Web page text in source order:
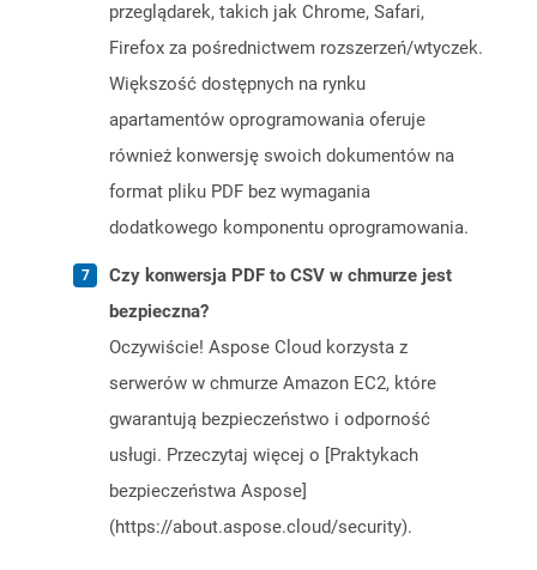
przeglądarek, takich jak Chrome, Safari,
Firefox za pośrednictwem rozszerzeń/wtyczek.
Większość dostępnych na rynku
apartamentów oprogramowania oferuje
również konwersję swoich dokumentów na
format pliku PDF bez wymagania
dodatkowego komponentu oprogramowania.
Czy konwersja PDF to CSV w chmurze jest
bezpieczna?
Oczywiście! Aspose Cloud korzysta z
serwerów w chmurze Amazon EC2, które
gwarantują bezpieczeństwo i odporność
usługi. Przeczytaj więcej o [Praktykach
bezpieczeństwa Aspose]
(https://about.aspose.cloud/security).